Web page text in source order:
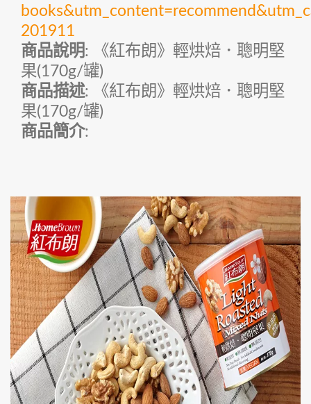
201911
商品說明: 《紅布朗》輕烘焙．聰明堅
果(170g/罐)
商品描述: 《紅布朗》輕烘焙．聰明堅
果(170g/罐)
商品簡介: